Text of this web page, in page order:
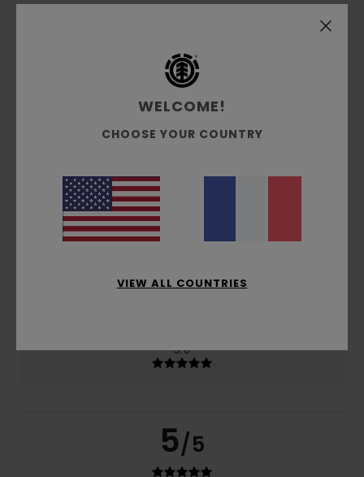
5.0
basé sur2 avis vérifiés depuis février 2026
Confort
5.0
Trop grand
5.0
5/5
WELCOME!
CHOOSE YOUR COUNTRY
VIEW ALL COUNTRIES